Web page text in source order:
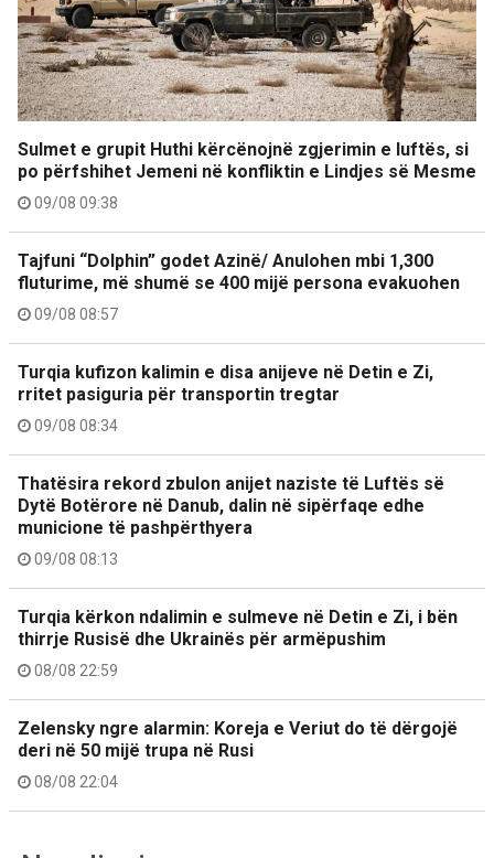
Sulmet e grupit Huthi kërcënojnë zgjerimin e luftës, si
po përfshihet Jemeni në konfliktin e Lindjes së Mesme
09/08 09:38
Tajfuni “Dolphin” godet Azinë/ Anulohen mbi 1,300
fluturime, më shumë se 400 mijë persona evakuohen
09/08 08:57
Turqia kufizon kalimin e disa anijeve në Detin e Zi,
rritet pasiguria për transportin tregtar
09/08 08:34
Thatësira rekord zbulon anijet naziste të Luftës së
Dytë Botërore në Danub, dalin në sipërfaqe edhe
municione të pashpërthyera
09/08 08:13
Turqia kërkon ndalimin e sulmeve në Detin e Zi, i bën
thirrje Rusisë dhe Ukrainës për armëpushim
08/08 22:59
Zelensky ngre alarmin: Koreja e Veriut do të dërgojë
deri në 50 mijë trupa në Rusi
08/08 22:04